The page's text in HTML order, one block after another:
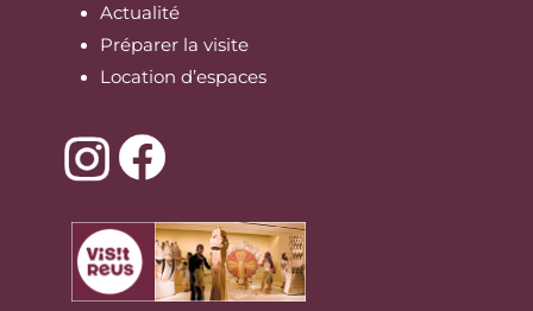
Actualité
Préparer la visite
Location d’espaces